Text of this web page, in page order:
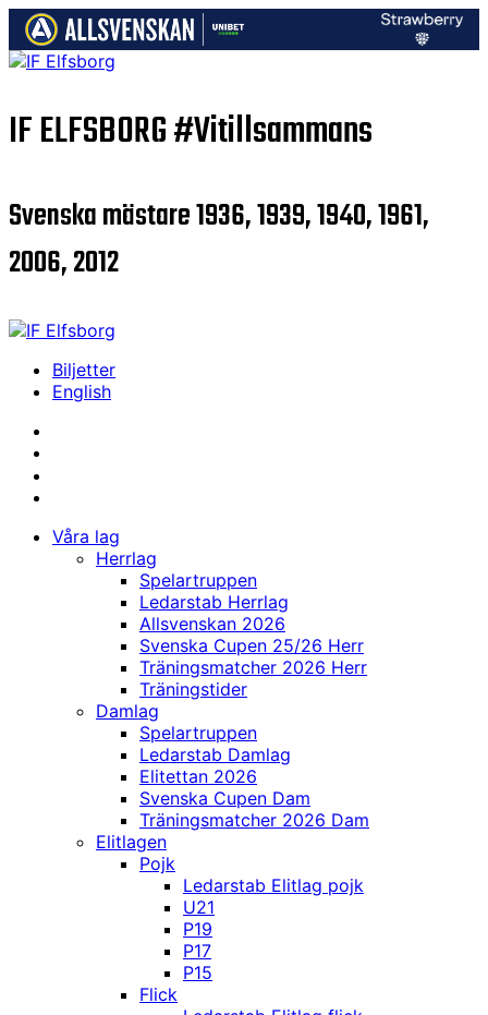
IF ELFSBORG#Vitillsammans
Svenska mästare 1936, 1939, 1940, 1961,
2006, 2012
Biljetter
English
Våra lag
Herrlag
Spelartruppen
Ledarstab Herrlag
Allsvenskan 2026
Svenska Cupen 25/26 Herr
Träningsmatcher 2026 Herr
Träningstider
Damlag
Spelartruppen
Ledarstab Damlag
Elitettan 2026
Svenska Cupen Dam
Träningsmatcher 2026 Dam
Elitlagen
Pojk
Ledarstab Elitlag pojk
U21
P19
P17
P15
Flick